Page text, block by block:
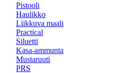
Pistooli
Haulikko
Liikkuva maali
Practical
Siluetti
Kasa-ammunta
Mustaruuti
PRS